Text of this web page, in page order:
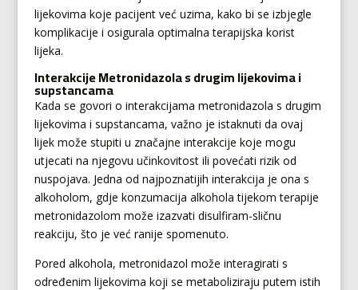
lijekovima koje pacijent već uzima, kako bi se izbjegle
komplikacije i osigurala optimalna terapijska korist
lijeka.
Interakcije Metronidazola s drugim lijekovima i
supstancama
Kada se govori o interakcijama metronidazola s drugim
lijekovima i supstancama, važno je istaknuti da ovaj
lijek može stupiti u značajne interakcije koje mogu
utjecati na njegovu učinkovitost ili povećati rizik od
nuspojava. Jedna od najpoznatijih interakcija je ona s
alkoholom, gdje konzumacija alkohola tijekom terapije
metronidazolom može izazvati disulfiram-sličnu
reakciju, što je već ranije spomenuto.
Pored alkohola, metronidazol može interagirati s
određenim lijekovima koji se metaboliziraju putem istih